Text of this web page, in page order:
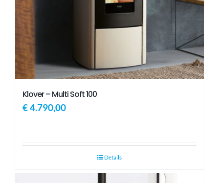
Klover – Multi Soft 100
€4.790,00
Details